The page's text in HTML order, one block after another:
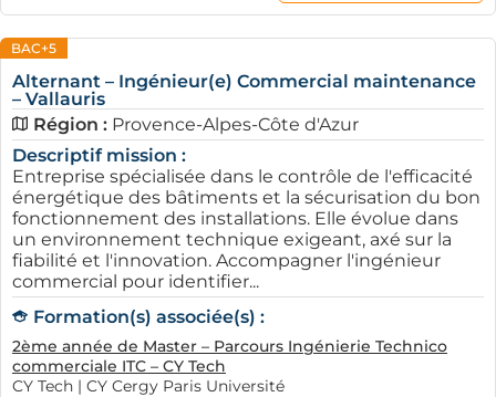
BAC+5
Alternant – Ingénieur(e) Commercial maintenance
– Vallauris
Région : Provence-Alpes-Côte d'Azur
Descriptif mission :
Entreprise spécialisée dans le contrôle de l'efficacité
énergétique des bâtiments et la sécurisation du bon
fonctionnement des installations. Elle évolue dans
un environnement technique exigeant, axé sur la
fiabilité et l'innovation. Accompagner l'ingénieur
commercial pour identifier...
Formation(s) associée(s) :
2ème année de Master – Parcours Ingénierie Technico
commerciale ITC – CY Tech
CY Tech | CY Cergy Paris Université